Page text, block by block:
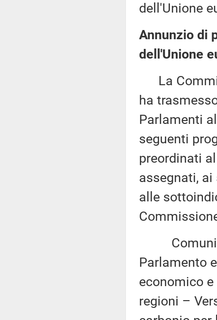
dell'Unione
Annunzio di
dell'Unione
La
ha
Parlamenti
seguenti
preordinati
assegnati,
alle
Parlamento
economico
regioni –